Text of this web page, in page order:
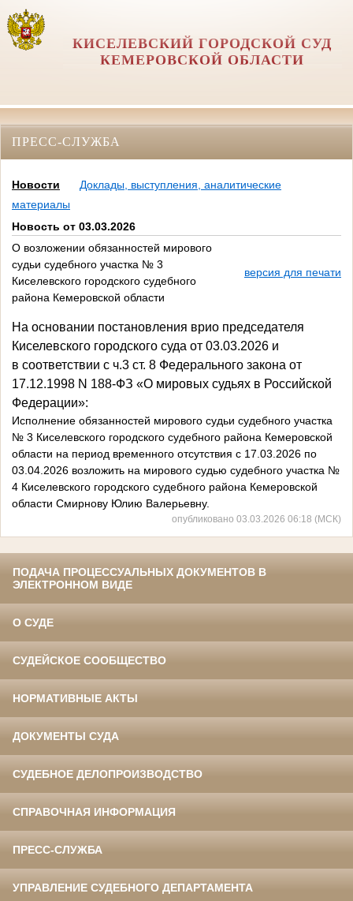
КИСЕЛЕВСКИЙ ГОРОДСКОЙ СУД
КЕМЕРОВСКОЙ ОБЛАСТИ
ПРЕСС-СЛУЖБА
Новости
Доклады, выступления, аналитические
материалы
Новость от 03.03.2026
О возложении обязанностей мирового
судьи судебного участка № 3
Киселевского городского судебного
района Кемеровской области
версия для печати
На основании постановления врио председателя
Киселевского городского суда от 03.03.2026 и
в соответствии с ч.3 ст. 8 Федерального закона от
17.12.1998 N 188-ФЗ «О мировых судьях в Российской
Федерации»:
Исполнение обязанностей мирового судьи судебного участка
№ 3 Киселевского городского судебного района Кемеровской
области на период временного отсутствия с 17.03.2026 по
03.04.2026 возложить на мирового судью судебного участка №
4 Киселевского городского судебного района Кемеровской
области Смирнову Юлию Валерьевну.
опубликовано 03.03.2026 06:18 (МСК)
ПОДАЧА ПРОЦЕССУАЛЬНЫХ ДОКУМЕНТОВ В
ЭЛЕКТРОННОМ ВИДЕ
О СУДЕ
СУДЕЙСКОЕ СООБЩЕСТВО
НОРМАТИВНЫЕ АКТЫ
ДОКУМЕНТЫ СУДА
СУДЕБНОЕ ДЕЛОПРОИЗВОДСТВО
СПРАВОЧНАЯ ИНФОРМАЦИЯ
ПРЕСС-СЛУЖБА
УПРАВЛЕНИЕ СУДЕБНОГО ДЕПАРТАМЕНТА